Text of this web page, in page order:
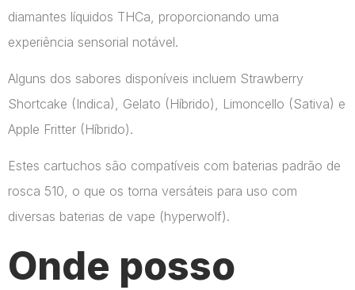
diamantes líquidos THCa, proporcionando uma
experiência sensorial notável.
Alguns dos sabores disponíveis incluem Strawberry
Shortcake (Indica), Gelato (Híbrido), Limoncello (Sativa) e
Apple Fritter (Híbrido).
Estes cartuchos são compatíveis com baterias padrão de
rosca 510, o que os torna versáteis para uso com
diversas baterias de vape​ (hyperwolf)​.
Onde posso